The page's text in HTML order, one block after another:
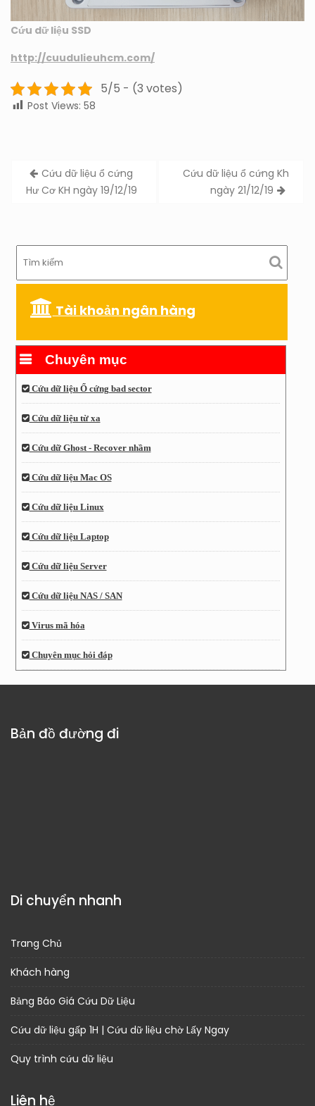
Cứu dữ liệu SSD
http://cuudulieuhcm.com/
5/5 - (3 votes)
Post Views: 58
Post
navigation
Cứu dữ liệu ổ cứng
Hư Cơ KH ngày 19/12/19
Cứu dữ liệu ổ cứng Kh
ngày 21/12/19
Tài khoản ngân hàng
Chuyên mục
Cứu dữ liệu Ổ cứng bad sector
Cứu dữ liệu từ xa
Cứu dữ Ghost - Recover nhầm
Cứu dữ liệu Mac OS
Cứu dữ liệu Linux
Cứu dữ liệu Laptop
Cứu dữ liệu Server
Cứu dữ liệu NAS / SAN
Virus mã hóa
Chuyên mục hỏi đáp
Bản đồ đường đi
Di chuyển nhanh
Trang Chủ
Khách hàng
Bảng Báo Giá Cứu Dữ Liệu
Cứu dữ liệu gấp 1H | Cứu dữ liệu chờ Lấy Ngay
Quy trình cứu dữ liệu
Liên hệ